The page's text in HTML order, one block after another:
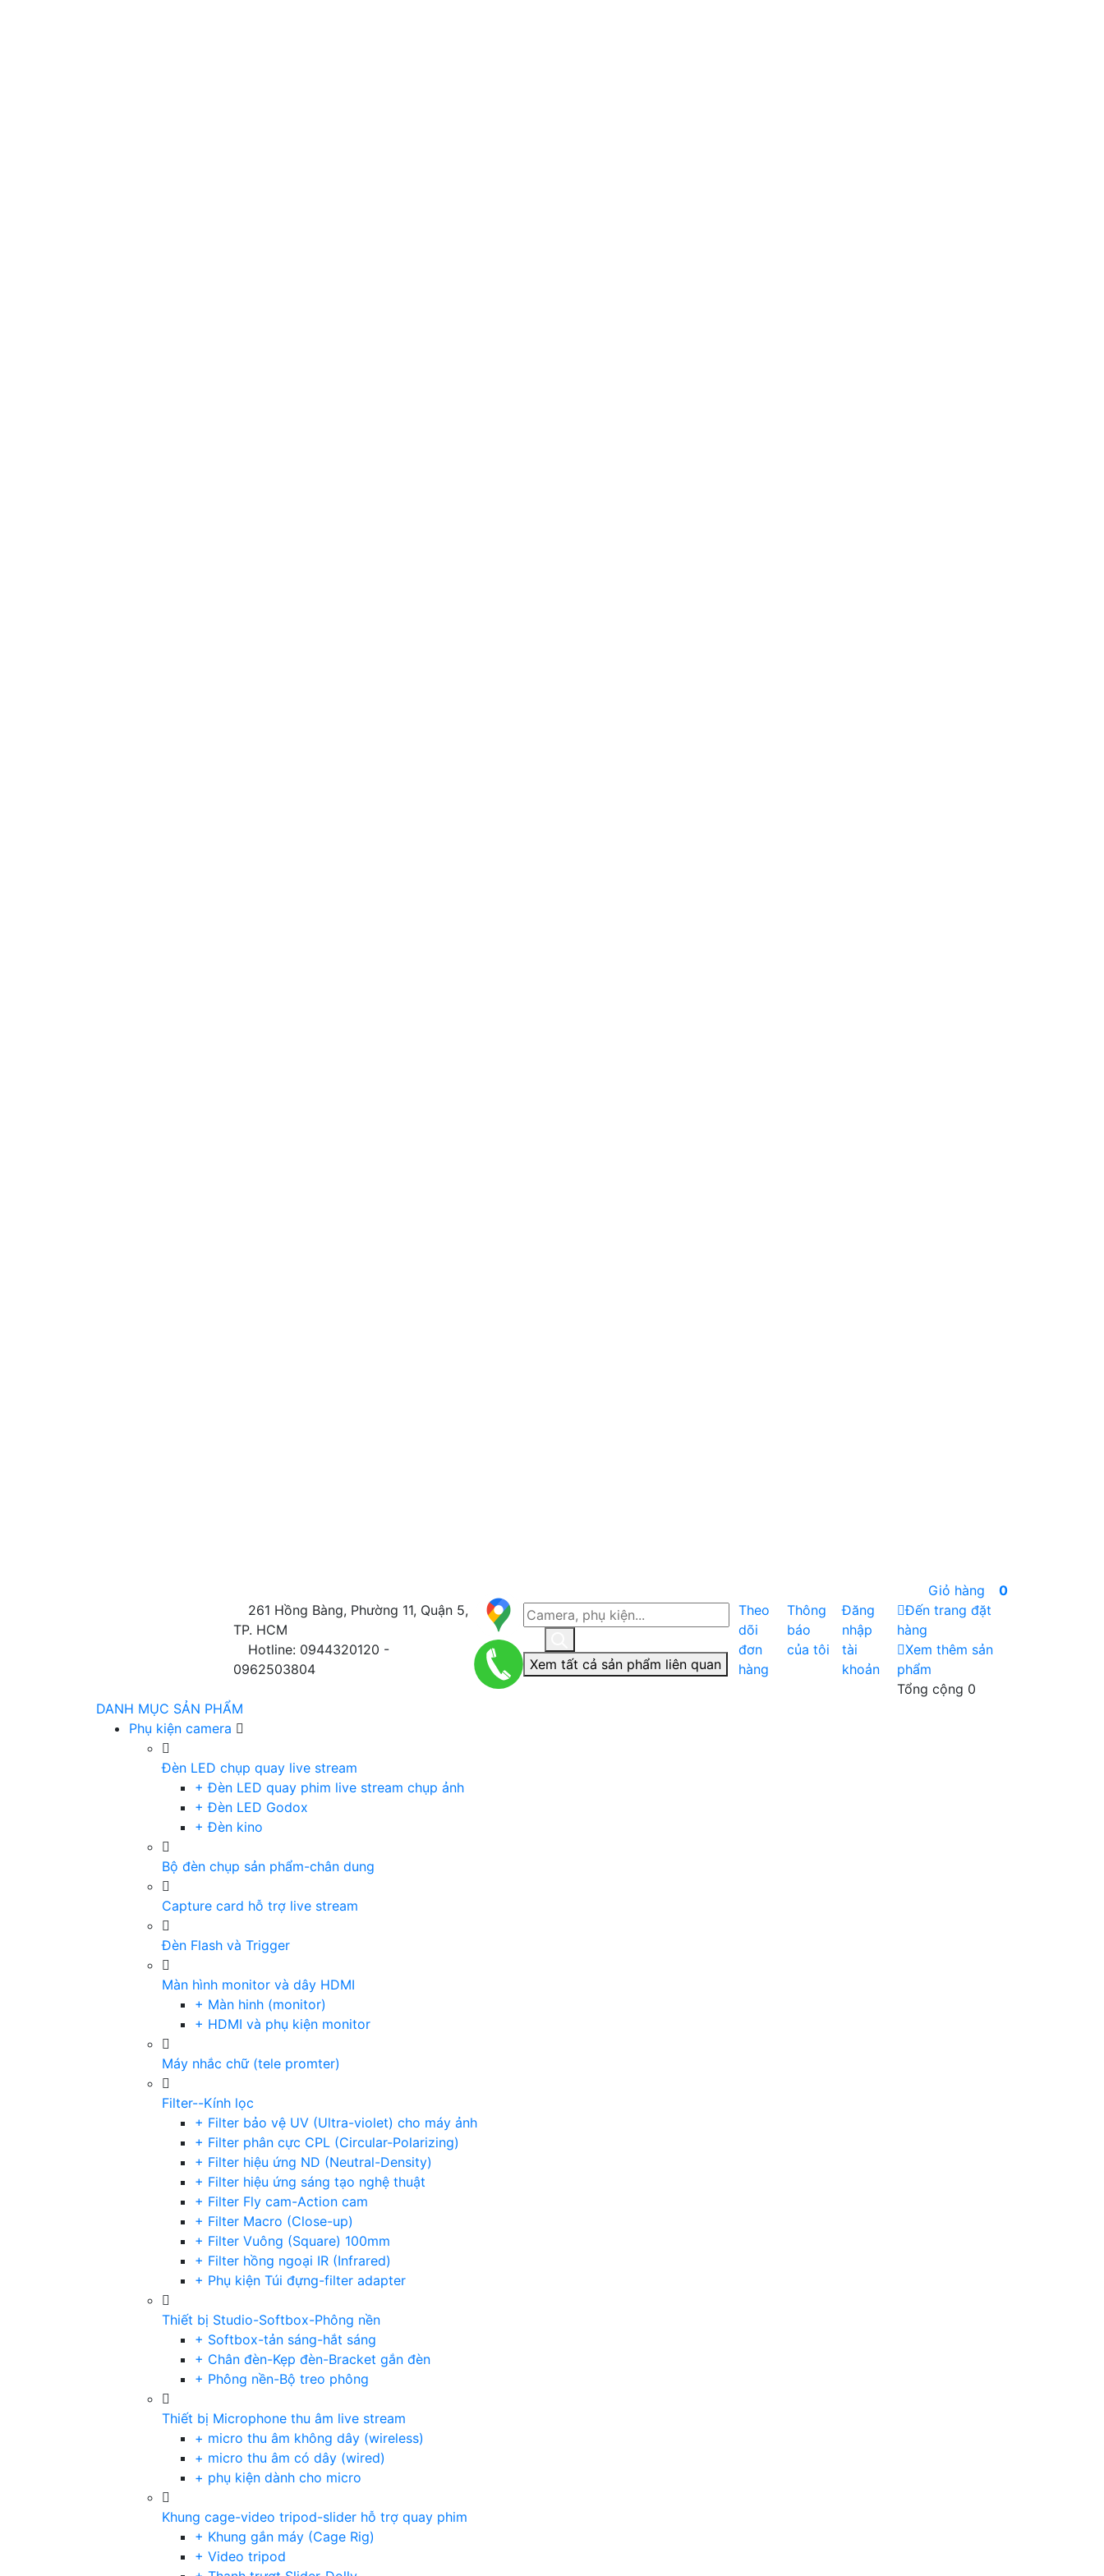
261 Hồng Bàng, Phường 11, Quận 5,
TP. HCM
Hotline: 0944320120 -
0962503804
Xem tất cả sản phẩm liên quan
Theo
dõi
đơn
hàng
Thông
báo
của tôi
Đăng
nhập
tài
khoản
Giỏ hàng
0
Đến trang đặt
hàng
Xem thêm sản
phẩm
Tổng cộng 0
DANH MỤC SẢN PHẨM
Phụ kiện camera
Đèn LED chụp quay live stream
+ Đèn LED quay phim live stream chụp ảnh
+ Đèn LED Godox
+ Đèn kino
Bộ đèn chụp sản phẩm-chân dung
Capture card hỗ trợ live stream
Đèn Flash và Trigger
Màn hình monitor và dây HDMI
+ Màn hinh (monitor)
+ HDMI và phụ kiện monitor
Máy nhắc chữ (tele promter)
Filter--Kính lọc
+ Filter bảo vệ UV (Ultra-violet) cho máy ảnh
+ Filter phân cực CPL (Circular-Polarizing)
+ Filter hiệu ứng ND (Neutral-Density)
+ Filter hiệu ứng sáng tạo nghệ thuật
+ Filter Fly cam-Action cam
+ Filter Macro (Close-up)
+ Filter Vuông (Square) 100mm
+ Filter hồng ngoại IR (Infrared)
+ Phụ kiện Túi đựng-filter adapter
Thiết bị Studio-Softbox-Phông nền
+ Softbox-tản sáng-hắt sáng
+ Chân đèn-Kẹp đèn-Bracket gắn đèn
+ Phông nền-Bộ treo phông
Thiết bị Microphone thu âm live stream
+ micro thu âm không dây (wireless)
+ micro thu âm có dây (wired)
+ phụ kiện dành cho micro
Khung cage-video tripod-slider hỗ trợ quay phim
+ Khung gắn máy (Cage Rig)
+ Video tripod